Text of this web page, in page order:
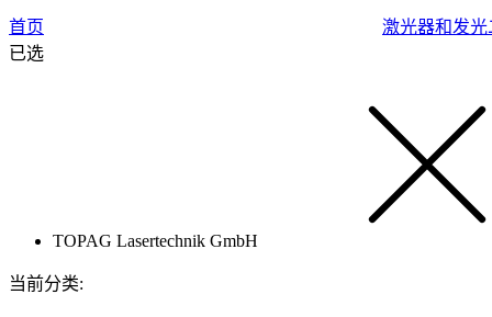
首页 激光器和发光
已选
TOPAG Lasertechnik GmbH
当前分类: